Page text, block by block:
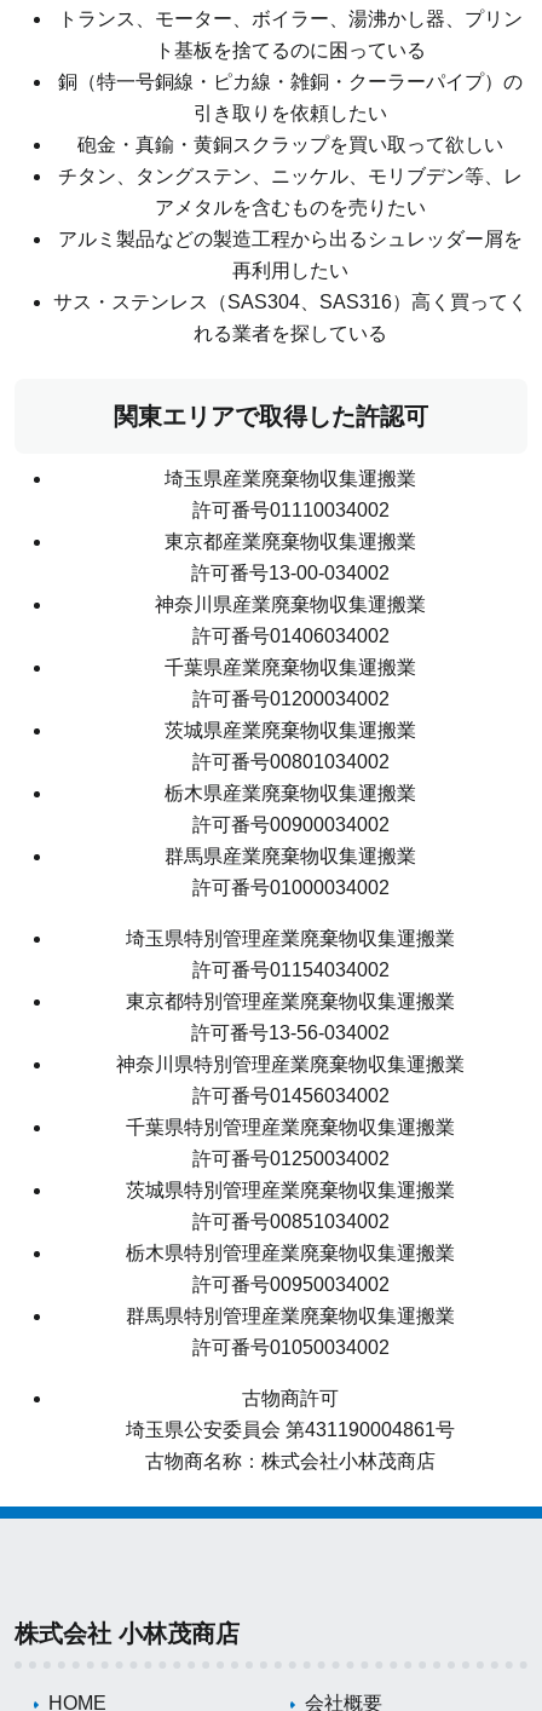
トランス、モーター、ボイラー、湯沸かし器、プリン
ト基板を捨てるのに困っている
銅（特一号銅線・ピカ線・雑銅・クーラーパイプ）の
引き取りを依頼したい
砲金・真鍮・黄銅スクラップを買い取って欲しい
チタン、タングステン、ニッケル、モリブデン等、レ
アメタルを含むものを売りたい
アルミ製品などの製造工程から出るシュレッダー屑を
再利用したい
サス・ステンレス（SAS304、SAS316）高く買ってく
れる業者を探している
関東エリアで取得した許認可
埼玉県産業廃棄物収集運搬業
許可番号01110034002
東京都産業廃棄物収集運搬業
許可番号13-00-034002
神奈川県産業廃棄物収集運搬業
許可番号01406034002
千葉県産業廃棄物収集運搬業
許可番号01200034002
茨城県産業廃棄物収集運搬業
許可番号00801034002
栃木県産業廃棄物収集運搬業
許可番号00900034002
群馬県産業廃棄物収集運搬業
許可番号01000034002
埼玉県特別管理産業廃棄物収集運搬業
許可番号01154034002
東京都特別管理産業廃棄物収集運搬業
許可番号13-56-034002
神奈川県特別管理産業廃棄物収集運搬業
許可番号01456034002
千葉県特別管理産業廃棄物収集運搬業
許可番号01250034002
茨城県特別管理産業廃棄物収集運搬業
許可番号00851034002
栃木県特別管理産業廃棄物収集運搬業
許可番号00950034002
群馬県特別管理産業廃棄物収集運搬業
許可番号01050034002
古物商許可
埼玉県公安委員会 第431190004861号
古物商名称：株式会社小林茂商店
株式会社 小林茂商店
HOME 会社概要